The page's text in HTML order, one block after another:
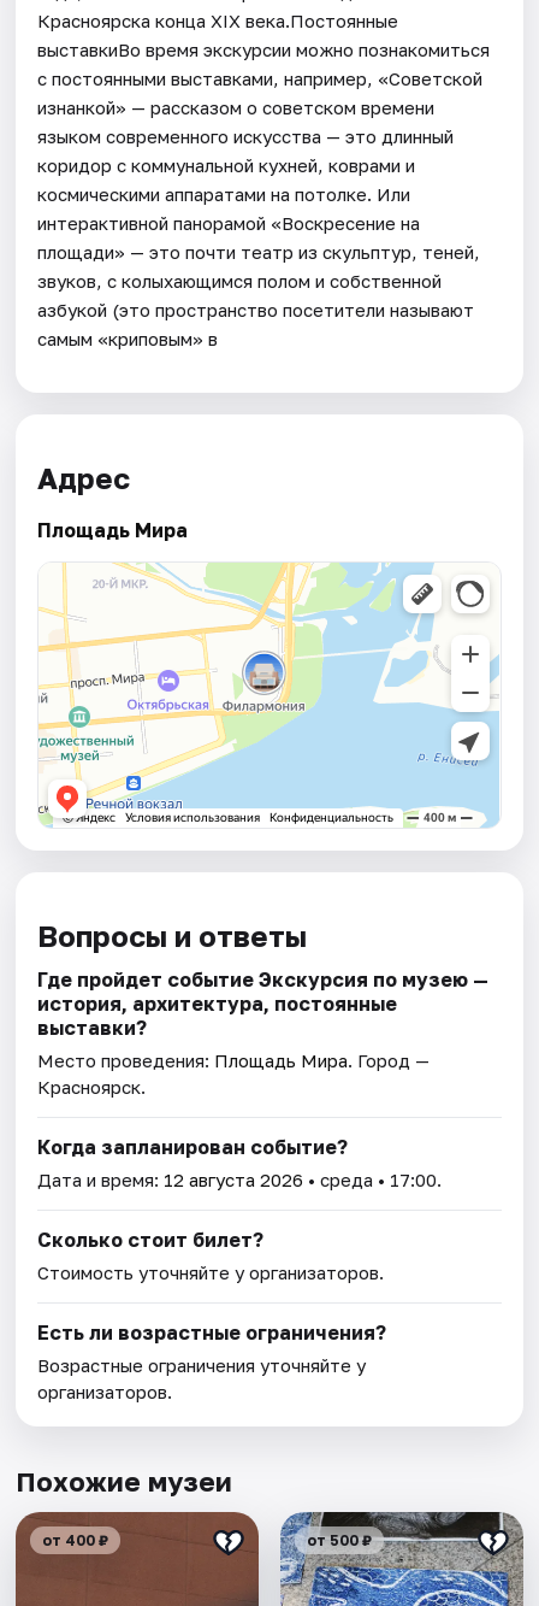
Красноярска конца XIX века.Постоянные
выставкиВо время экскурсии можно познакомиться
с постоянными выставками, например, «Советской
изнанкой» — рассказом о советском времени
языком современного искусства — это длинный
коридор с коммунальной кухней, коврами и
космическими аппаратами на потолке. Или
интерактивной панорамой «Воскресение на
площади» — это почти театр из скульптур, теней,
звуков, с колыхающимся полом и собственной
азбукой (это пространство посетители называют
самым «криповым» в
Адрес
Площадь Мира
Вопросы и ответы
Где пройдет событие Экскурсия по музею —
история, архитектура, постоянные
выставки?
Место проведения: Площадь Мира. Город —
Красноярск.
Когда запланирован событие?
Дата и время: 12 августа 2026 • среда • 17:00.
Сколько стоит билет?
Стоимость уточняйте у организаторов.
Есть ли возрастные ограничения?
Возрастные ограничения уточняйте у
организаторов.
Похожие музеи
от 400 ₽ от 500 ₽